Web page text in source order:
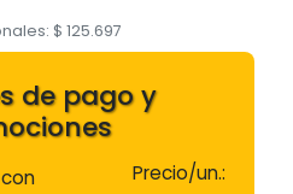
$ 125.697
de pago y
Precio/un.: